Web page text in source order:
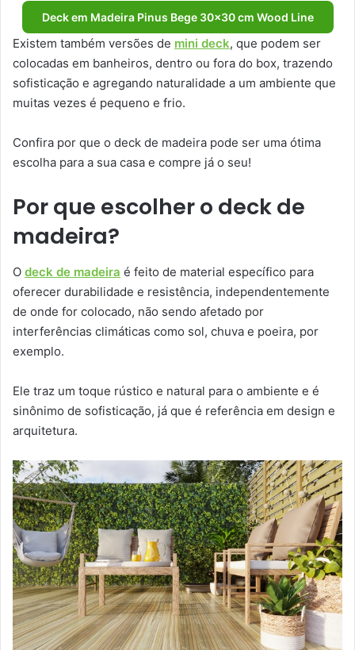
Deck em Madeira Pinus Bege 30×30 cm Wood Line
Existem também versões de mini deck, que podem ser
colocadas em banheiros, dentro ou fora do box, trazendo
sofisticação e agregando naturalidade a um ambiente que
muitas vezes é pequeno e frio.
Confira por que o deck de madeira pode ser uma ótima
escolha para a sua casa e compre já o seu!
Por que escolher o deck de
madeira?
O deck de madeira é feito de material específico para
oferecer durabilidade e resistência, independentemente
de onde for colocado, não sendo afetado por
interferências climáticas como sol, chuva e poeira, por
exemplo.
Ele traz um toque rústico e natural para o ambiente e é
sinônimo de sofisticação, já que é referência em design e
arquitetura.